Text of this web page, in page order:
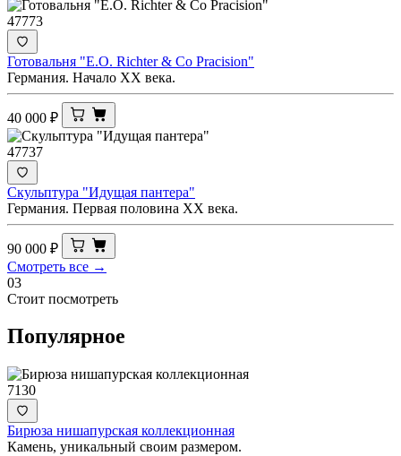
47773
Готовальня "E.O. Richter & Co Pracision"
Германия. Начало XX века.
40 000 ₽
47737
Скульптура "Идущая пантера"
Германия. Первая половина XX века.
90 000 ₽
Смотреть все →
03
Стоит посмотреть
Популярное
7130
Бирюза нишапурская коллекционная
Камень, уникальный своим размером.